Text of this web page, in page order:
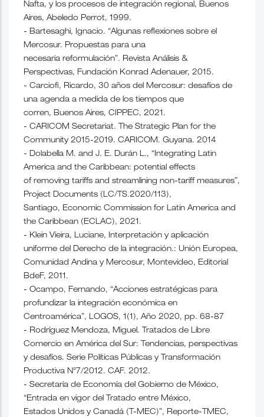
Nafta, y los procesos de integración regional, Buenos
Aires, Abeledo Perrot, 1999.
- Bartesaghi, Ignacio. “Algunas reflexiones sobre el
Mercosur. Propuestas para una
necesaria reformulación”. Revista Análisis &
Perspectivas, Fundación Konrad Adenauer, 2015.
- Carciofi, Ricardo, 30 años del Mercosur: desafíos de
una agenda a medida de los tiempos que
corren, Buenos Aires, CIPPEC, 2021.
- CARICOM Secretariat. The Strategic Plan for the
Community 2015-2019. CARICOM. Guyana. 2014
- Dolabella M. and J. E. Durán L., “Integrating Latin
America and the Caribbean: potential effects
of removing tariffs and streamlining non-tariff measures”,
Project Documents (LC/TS.2020/113),
Santiago, Economic Commission for Latin America and
the Caribbean (ECLAC), 2021.
- Klein Vieira, Luciane, Interpretación y aplicación
uniforme del Derecho de la integración.: Unión Europea,
Comunidad Andina y Mercosur, Montevideo, Editorial
BdeF, 2011.
- Ocampo, Fernando, “Acciones estratégicas para
profundizar la integración económica en
Centroamérica”, LOGOS, 1(1), Año 2020, pp. 68-87
- Rodríguez Mendoza, Miguel. Tratados de Libre
Comercio en América del Sur: Tendencias, perspectivas
y desafíos. Serie Políticas Públicas y Transformación
Productiva N°7/2012. CAF. 2012.
- Secretaría de Economía del Gobierno de México,
“Entrada en vigor del Tratado entre México,
Estados Unidos y Canadá (T-MEC)”, Reporte-TMEC,